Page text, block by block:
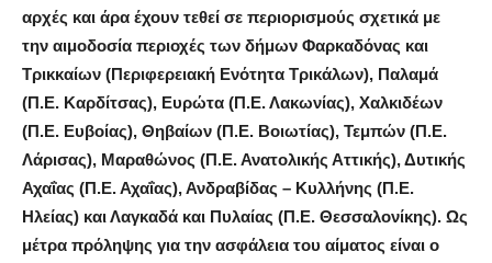
αρχές και άρα έχουν τεθεί σε περιορισμούς σχετικά με
την αιμοδοσία περιοχές των δήμων Φαρκαδόνας και
Τρικκαίων (Περιφερειακή Ενότητα Τρικάλων), Παλαμά
(Π.Ε. Καρδίτσας), Ευρώτα (Π.Ε. Λακωνίας), Χαλκιδέων
(Π.Ε. Ευβοίας), Θηβαίων (Π.Ε. Βοιωτίας), Τεμπών (Π.Ε.
Λάρισας), Μαραθώνος (Π.Ε. Ανατολικής Αττικής), Δυτικής
Αχαΐας (Π.Ε. Αχαΐας), Ανδραβίδας – Κυλλήνης (Π.Ε.
Ηλείας) και Λαγκαδά και Πυλαίας (Π.Ε. Θεσσαλονίκης). Ως
μέτρα πρόληψης για την ασφάλεια του αίματος είναι ο